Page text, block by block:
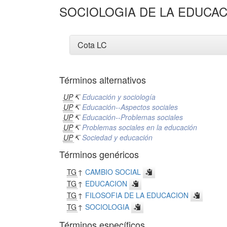
SOCIOLOGIA DE LA
Cota LC
Términos alternativos
UP ↸Educación y sociología
UP ↸Educación--Aspectos sociales
UP ↸Educación--Problemas sociales
UP ↸Problemas sociales en la educación
UP ↸Sociedad y educación
Términos genéricos
TG ↑CAMBIO SOCIAL
TG ↑ EDUCACION
TG ↑ FILOSOFIA DE LA EDUCACION
TG ↑SOCIOLOGIA